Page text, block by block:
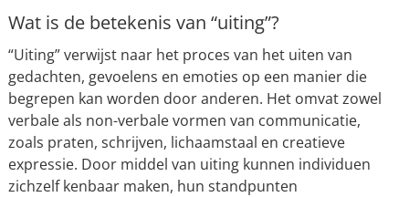
Wat is de betekenis van “uiting”?
“Uiting” verwijst naar het proces van het uiten van
gedachten, gevoelens en emoties op een manier die
begrepen kan worden door anderen. Het omvat zowel
verbale als non-verbale vormen van communicatie,
zoals praten, schrijven, lichaamstaal en creatieve
expressie. Door middel van uiting kunnen individuen
zichzelf kenbaar maken, hun standpunten